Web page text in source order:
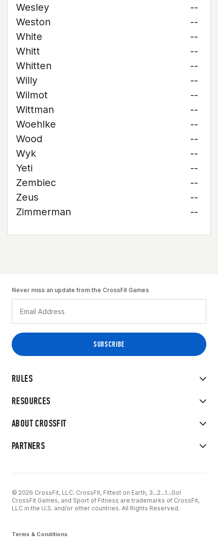
Wesley
--
Weston
--
White
--
Whitt
--
Whitten
--
Willy
--
Wilmot
--
Wittman
--
Woehlke
--
Wood
--
Wyk
--
Yeti
--
Zembiec
--
Zeus
--
Zimmerman
--
RULES
RESOURCES
ABOUT CROSSFIT
PARTNERS
Never miss an update from the CrossFit Games
© 2026 CrossFit, LLC. CrossFit, Fittest on Earth, 3...2...1...Go!
CrossFit Games, and Sport of Fitness are trademarks of CrossFit,
LLC in the U.S. and/or other countries. All Rights Reserved.
Terms & Conditions